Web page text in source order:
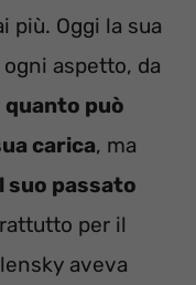
più. Oggi la sua
aspetto, da
quanto può
carica, ma
suo passato
per il
aveva